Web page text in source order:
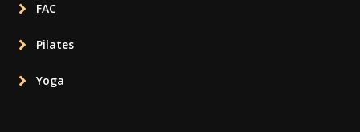
FAC
Pilates
Yoga